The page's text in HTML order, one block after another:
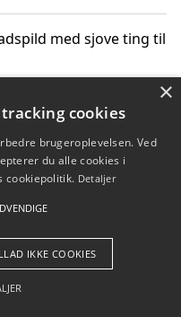
med sjove ting til
med aktiviteter for
i Vejle
Aps
Betingelser
×
cookies
brugeroplevelsen. Ved
du alle cookies i
cookiepolitik. Detaljer
IKKE COOKIES